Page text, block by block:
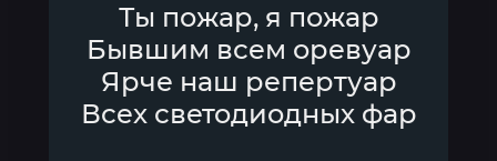
Ты пожар, я пожар
Бывшим всем оревуар
Ярче наш репертуар
Всех светодиодных фар